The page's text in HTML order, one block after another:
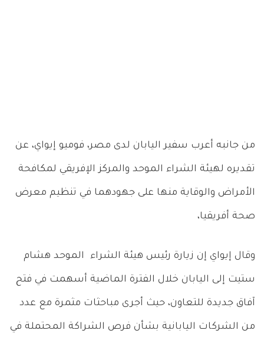
من جانبه أعرب سفير اليابان لدى مصر، فوميو إيواي، عن
تقديره لهيئة الشراء الموحد والمركز الإفريقي لمكافحة
الأمراض والوقاية منها على جهودهما في تنظيم معرض
صحة أفريقيا،
وقال إيواي إن زيارة رئيس هيئة الشراء الموحد هشام
ستيت إلى اليابان خلال الفترة الماضية أسهمت في فتح
آفاق جديدة للتعاون، حيث أجرى مباحثات مثمرة مع عدد
من الشركات اليابانية بشأن فرص الشراكة المحتملة في